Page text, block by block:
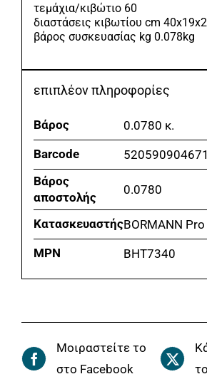
τεμάχια/κιβώτιο 60
διαστάσεις κιβωτίου cm
βάρος συσκευασίας kg 0.078kg
επιπλέον πληροφορίες
Βάρος
0.0780 κ.
Barcode
Βάρος
αποστολής
0.0780
ΚατασκευαστήςBORMANN Pro
MPN
BHT7340
Μοιραστείτε το
στο Facebook